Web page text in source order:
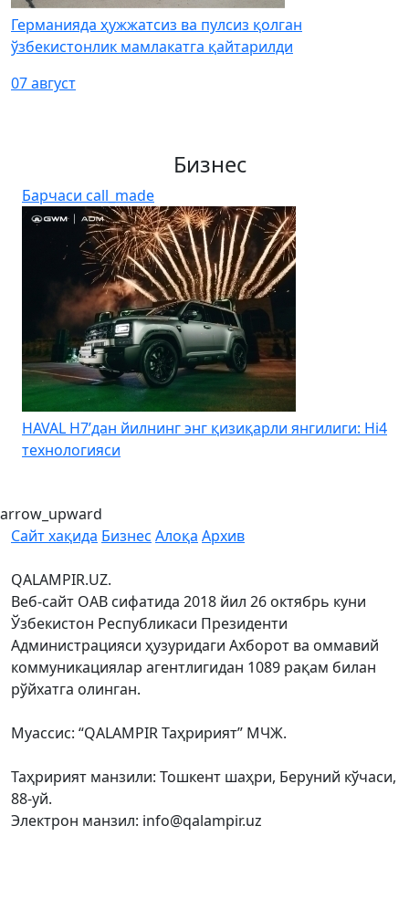
Германияда ҳужжатсиз ва пулсиз қолган
ўзбекистонлик мамлакатга қайтарилди
07 август
Бизнес
Барчаси call_made
HAVAL H7’дан йилнинг энг қизиқарли янгилиги: Hi4
технологияси
arrow_upward
Сайт хақида Бизнес Алоқа Архив
QALAMPIR.UZ.
Веб-сайт ОАВ сифатида 2018 йил 26 октябрь куни
Ўзбекистон Республикаси Президенти
Администрацияси ҳузуридаги Ахборот ва оммавий
коммуникациялар агентлигидан 1089 рақам билан
рўйхатга олинган.
Муассис: “QALAMPIR Таҳририят” МЧЖ.
Таҳририят манзили: Тошкент шаҳри, Беруний кўчаси,
88-уй.
Электрон манзил: info@qalampir.uz